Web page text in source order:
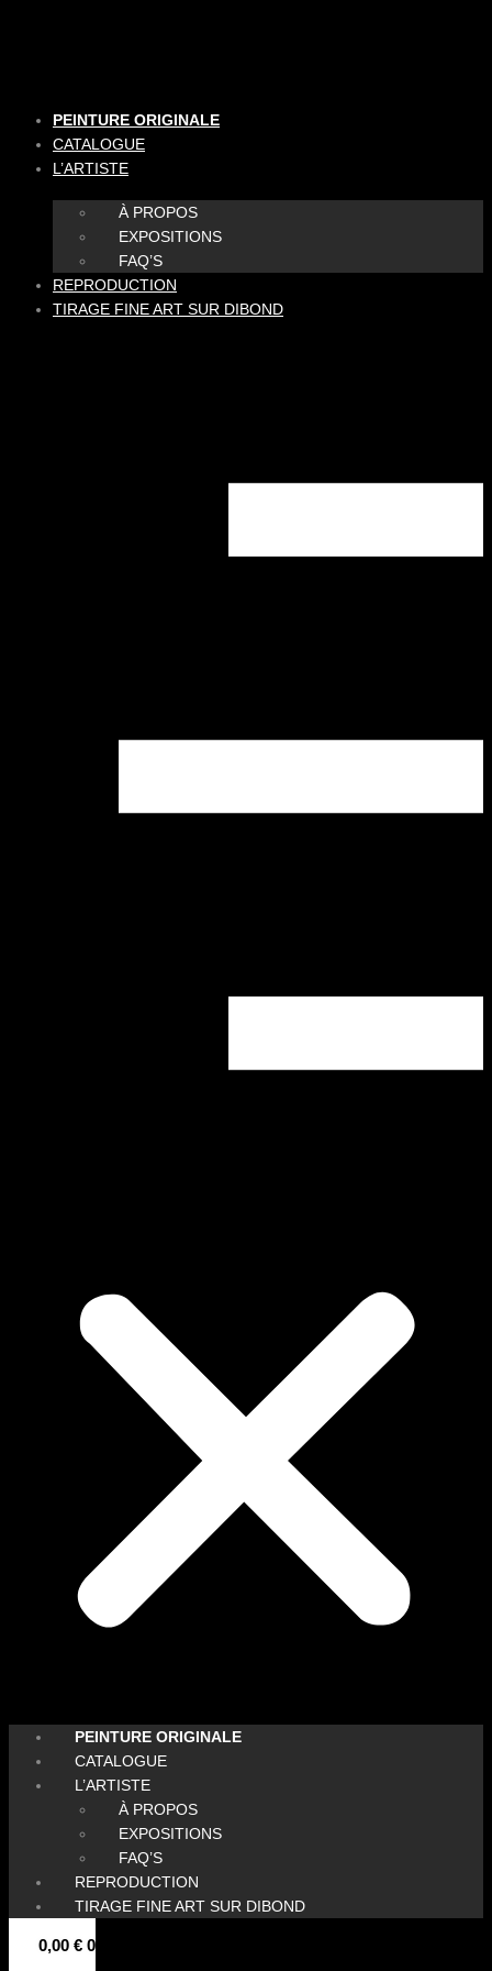
PEINTURE ORIGINALE
CATALOGUE
L’ARTISTE
À PROPOS
EXPOSITIONS
FAQ’S
REPRODUCTION
TIRAGE FINE ART SUR DIBOND
PEINTURE ORIGINALE
CATALOGUE
L’ARTISTE
À PROPOS
EXPOSITIONS
FAQ’S
REPRODUCTION
TIRAGE FINE ART SUR DIBOND
0,00 € 0